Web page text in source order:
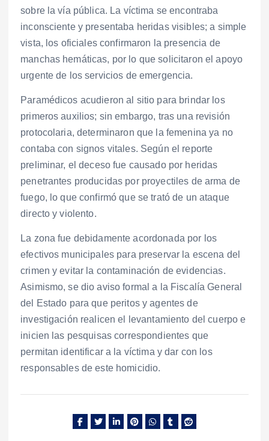
sobre la vía pública. La víctima se encontraba
inconsciente y presentaba heridas visibles; a simple
vista, los oficiales confirmaron la presencia de
manchas hemáticas, por lo que solicitaron el apoyo
urgente de los servicios de emergencia.
Paramédicos acudieron al sitio para brindar los
primeros auxilios; sin embargo, tras una revisión
protocolaria, determinaron que la femenina ya no
contaba con signos vitales. Según el reporte
preliminar, el deceso fue causado por heridas
penetrantes producidas por proyectiles de arma de
fuego, lo que confirmó que se trató de un ataque
directo y violento.
La zona fue debidamente acordonada por los
efectivos municipales para preservar la escena del
crimen y evitar la contaminación de evidencias.
Asimismo, se dio aviso formal a la Fiscalía General
del Estado para que peritos y agentes de
investigación realicen el levantamiento del cuerpo e
inicien las pesquisas correspondientes que
permitan identificar a la víctima y dar con los
responsables de este homicidio.